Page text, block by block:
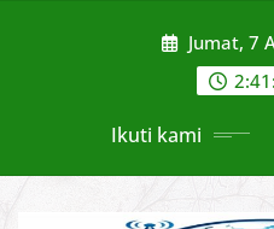
Jumat, 7
Ikuti kami